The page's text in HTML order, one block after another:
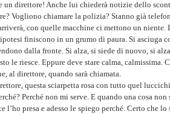
un direttore! Anche lui chiederà notizie dello
Vogliono chiamare la polizia? Stanno già
con quelle macchine ci mettono un niente.
finiscono in un grumo di paura. Si asciuga
dalla fronte. Si alza, si siede di nuovo, si
le riesce. Eppure deve stare calma, calmissima.
al direttore, quando sarà chiamata.
questa sciarpetta rosa con tutto quel
Perché non mi serve. E quando una cosa
l’ho presa e adesso le spiego perché. Certo che